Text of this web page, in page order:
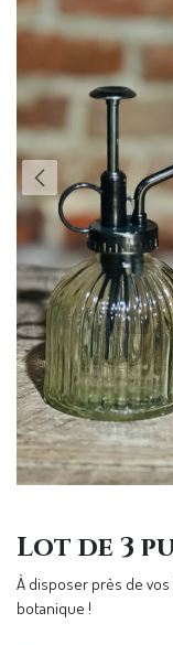
Lot de 3
À disposer près de
botanique !